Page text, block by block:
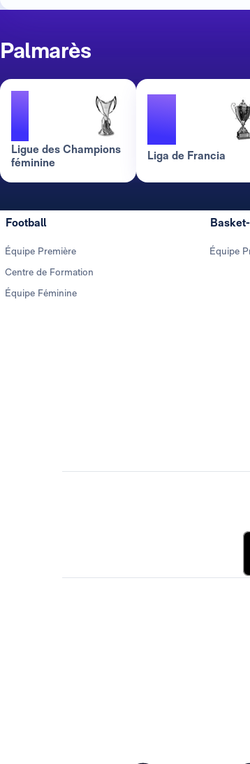
Palmarès
1
Ligue des Champions
féminine
3
Liga de Francia
Football
Équipe Première
Centre de Formation
Équipe Féminine
Équipe